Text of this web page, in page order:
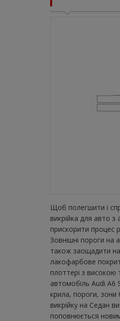
Щоб полегшити і
викрійка для авто
прискорити процес
Зовнішні пороги на
також заощадити на
лакофарбове
плоттері з високою
автомобіль Audi A6
крила, пороги, зони
викрійку на Седан
поповнюється